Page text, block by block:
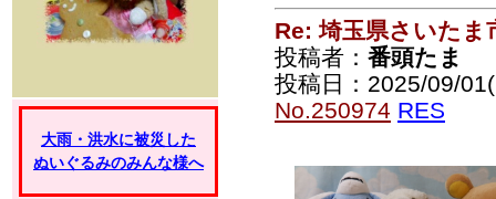
大雨・洪水に被災した
ぬいぐるみのみんな様へ
Re: 埼玉県さいたま
投稿者： 番頭たま
投稿日：2025/09/
No.250974 RES